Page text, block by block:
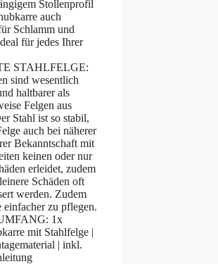
Stollenprofil
auch
Schlamm und
für jedes Ihrer
STAHLFELGE:
sind wesentlich
haltbarer als
Felgen aus
Stahl ist so stabil,
auch bei näherer
Bekanntschaft mit
keinen oder nur
erleidet, zudem
Schäden oft
werden. Zudem
einfacher zu pflegen.
1x
mit Stahlfelge |
| inkl.